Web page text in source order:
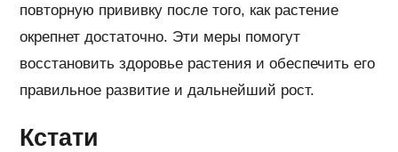
повторную прививку после того, как растение
окрепнет достаточно. Эти меры помогут
восстановить здоровье растения и обеспечить его
правильное развитие и дальнейший рост.
Кстати